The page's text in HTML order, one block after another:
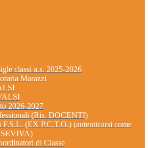
classi a.s. 2025-2026
Marazzi
2026-2027
(Ris. DOCENTI)
F.S.L. (EX P.C.T.O.) (autenticarsi come
di Classe